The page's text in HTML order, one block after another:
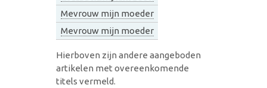
Mevrouw mijn moeder
Mevrouw mijn moeder
Hierboven zijn andere aangeboden
artikelen met overeenkomende
titels vermeld.